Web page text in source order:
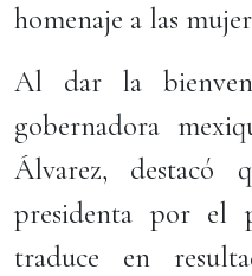
homenaje a las
Al dar la
gobernadora
Álvarez, destacó
presidenta por el
traduce en